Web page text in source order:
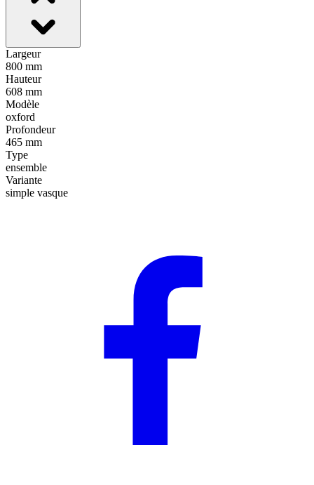
Largeur
800 mm
Hauteur
608 mm
Modèle
oxford
Profondeur
465 mm
Type
ensemble
Variante
simple vasque